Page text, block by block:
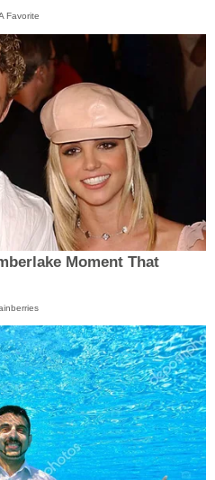
Favorite
Moment That